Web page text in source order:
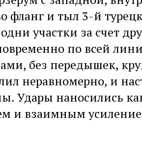
фланг и тыл 3-й
участки за счет
по всей
без передышек,
неравномерно, и
Удары наносились
и взаимным